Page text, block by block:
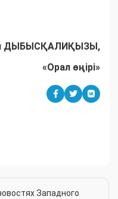
ДЫБЫСҚАЛИҚЫЗЫ,
«Орал өңірі»
Западного